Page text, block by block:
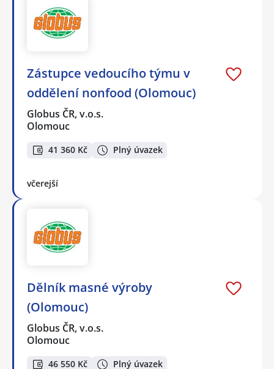
Zástupce vedoucího týmu v
oddělení nonfood (Olomouc)
Globus ČR, v.o.s.
Olomouc
41 360 Kč Plný úvazek
včerejší
Dělník masné výroby
(Olomouc)
Globus ČR, v.o.s.
Olomouc
46 550 Kč Plný úvazek